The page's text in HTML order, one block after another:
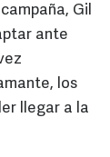
Gil
ante
los
llegar a la